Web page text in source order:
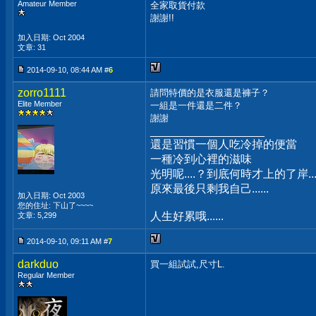
Amateur Member
加入日期: Oct 2004
文章: 31
全家取貨付款
謝謝!!
2014-09-10, 08:44 AM #6
zorro1111
Elite Member
加入日期: Oct 2003
您的住址: 下山了~~~~
文章: 5,299
請問特價的是衣服還是褲子？
一組是一件還是二件？
謝謝
還是習慣一個人吃冷掉的便當
一種冷到心裡的滋味
光明呢....？到底何時才上的了岸
原來最後只剩我自己......
人生好累哦......
2014-09-10, 09:11 AM #7
darkduo
Regular Member
買一組試試,尺寸L.